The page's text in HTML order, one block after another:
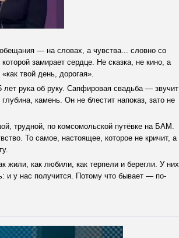
— на словах, а чувства... словно со
замирает сердце. Не сказка, не кино, а
твой день, дорогая».
рука об руку. Сапфировая свадьба — звучит
камень. Он не блестит напоказ, зато не
трудной, по комсомольской путёвке на БАМ.
То самое, настоящее, которое не кричит, а
жили, как любили, как терпели и берегли. У них
и у нас получится. Потому что бывает — по-